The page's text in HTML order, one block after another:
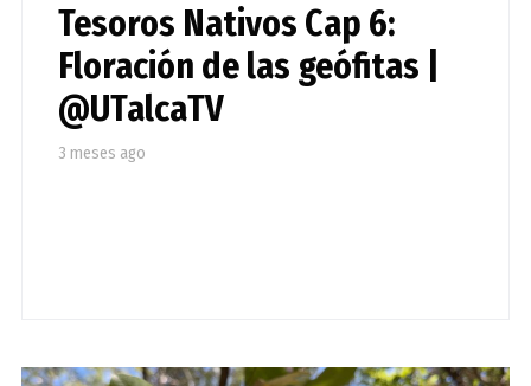
Tesoros Nativos Cap 6:
Floración de las geófitas |
@UTalcaTV
3 meses ago